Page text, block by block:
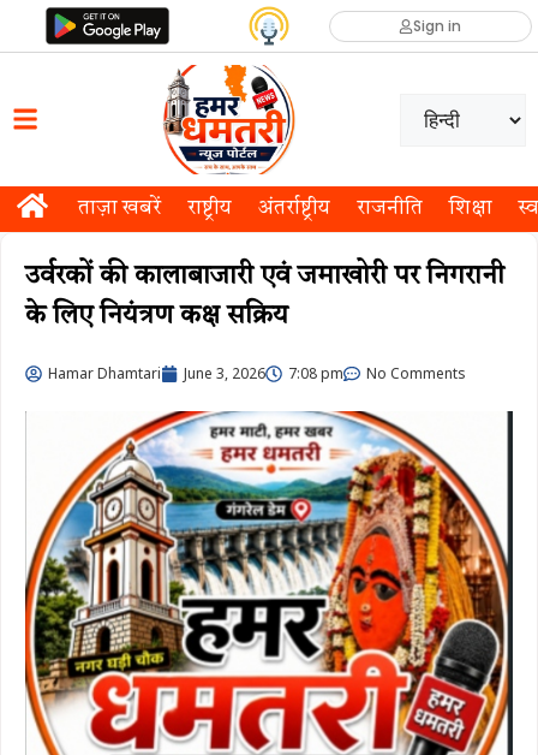
Sign in
ताज़ा खबरें राष्ट्रीय अंतर्राष्ट्रीय राजनीति शिक्षा
उर्वरकों की कालाबाजारी एवं जमाखोरी पर निगरानी
के लिए नियंत्रण कक्ष सक्रिय
Hamar Dhamtari June 3, 2026 7:08 pm No Comments